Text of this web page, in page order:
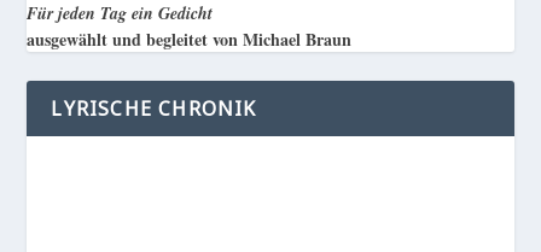
Für jeden Tag ein Gedicht
ausgewählt und begleitet von Michael Braun
LYRISCHE CHRONIK